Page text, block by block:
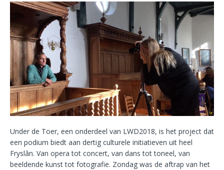
Under de Toer, een onderdeel van LWD2018, is het project dat
een podium biedt aan dertig culturele initiatieven uit heel
Fryslân. Van opera tot concert, van dans tot toneel, van
beeldende kunst tot fotografie. Zondag was de aftrap van het